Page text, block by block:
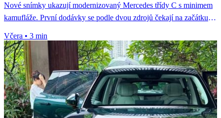
Nové snímky ukazují modernizovaný Mercedes třídy C s minimem
kamufláže. První dodávky se podle dvou zdrojů čekají na začátku
Včera • 3 min